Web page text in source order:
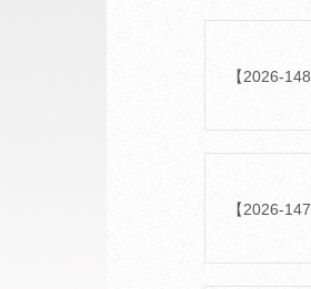
【2026-
【2026-